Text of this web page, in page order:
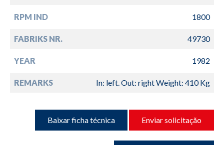
RPM IND 1800
FABRIKS NR. 49730
YEAR 1982
REMARKS In: left. Out: right Weight: 410 Kg
Baixar ficha técnica Enviar solicitação